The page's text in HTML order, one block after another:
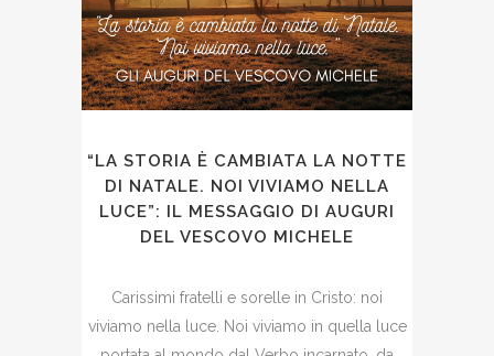
“LA STORIA È CAMBIATA LA NOTTE
DI NATALE. NOI VIVIAMO NELLA
LUCE”: IL MESSAGGIO DI AUGURI
DEL VESCOVO MICHELE
Carissimi fratelli e sorelle in Cristo: noi
viviamo nella luce. Noi viviamo in quella luce